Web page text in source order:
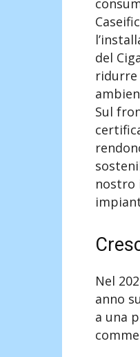
del
Sul
nostro
Nel
anno
a una